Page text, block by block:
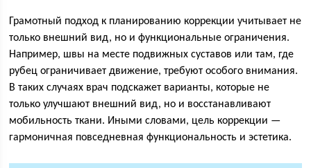
Грамотный подход к планированию коррекции учитывает не
только внешний вид, но и функциональные ограничения.
Например, швы на месте подвижных суставов или там, где
рубец ограничивает движение, требуют особого внимания.
В таких случаях врач подскажет варианты, которые не
только улучшают внешний вид, но и восстанавливают
мобильность ткани. Иными словами, цель коррекции —
гармоничная повседневная функциональность и эстетика.